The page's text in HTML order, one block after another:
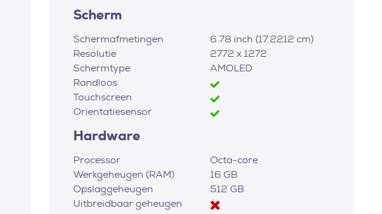
Scherm
Schermafmetingen
6.78 inch (17.2212 cm)
Resolutie
2772 x 1272
Schermtype
AMOLED
Randloos
Touchscreen
Orientatiesensor
Hardware
Processor
Octa-core
Werkgeheugen (RAM)
16 GB
Opslaggeheugen
512 GB
Uitbreidbaar geheugen